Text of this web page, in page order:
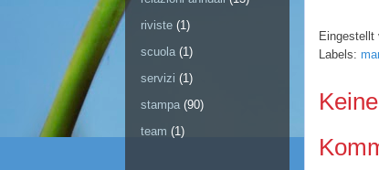
Eingestellt
Labels:
riviste (1)
scuola (1)
servizi (1)
stampa (90)
team (1)